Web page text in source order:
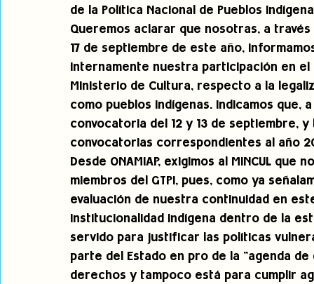
de la Política Nacional de Pueblos
Queremos aclarar que nosotras, a
17 de septiembre de este año,
internamente nuestra participación en el
Ministerio de Cultura, respecto a la
como pueblos indígenas. Indicamos que,
convocatoria del 12 y 13 de septiembre,
convocatorias correspondientes al año
Desde ONAMIAP, exigimos al MINCUL
miembros del GTPI, pues, como ya
evaluación de nuestra continuidad en
institucionalidad indígena dentro de la
servido para justificar las políticas
parte del Estado en pro de la "agenda
derechos y tampoco está para cumplir